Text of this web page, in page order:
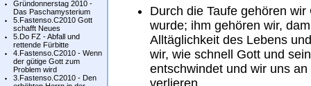
Gründonnerstag 2010 -
Das Paschamysterium
5.Fastenso.C2010 Gott
schafft Neues
5.Do FZ - Abfall und
rettende Fürbitte
4.Fastenso.C2010 - Wenn
der gütige Gott zum
Problem wird
3.Fastenso.C2010 - Den
Durch die Taufe gehören
wurde; ihm gehören wir,
Alltäglichkeit des Lebens
wir, wie schnell Gott und
entschwindet und wir uns
verlieren.